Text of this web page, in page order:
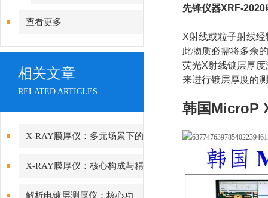
查看更多
相关文章
RELATED ARTICLES
X-RAY膜厚仪：多元场景下的
精准检测边界
X-RAY膜厚仪：核心构成与精
密协作的科技密码
解析电镀层测厚仪：核心功
先锋仪器XRF-
X射线或粒子射线
此物质必需将多余
荧光X射线镀层厚
来进行镀层厚度的
韩国MicroP